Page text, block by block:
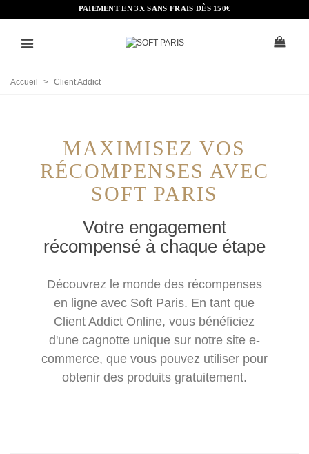
PAIEMENT EN 3X SANS FRAIS DÈS 150€
Accueil > Client Addict
MAXIMISEZ VOS
RÉCOMPENSES AVEC
SOFT PARIS
Votre engagement
récompensé à chaque étape
Découvrez le monde des récompenses
en ligne avec Soft Paris. En tant que
Client Addict Online, vous bénéficiez
d'une cagnotte unique sur notre site e-
commerce, que vous pouvez utiliser pour
obtenir des produits gratuitement.